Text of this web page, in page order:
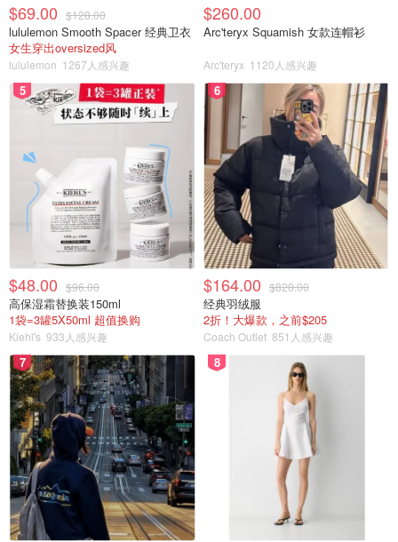
$69.00 $128.00
lululemon Smooth Spacer 经典卫衣
女生穿出oversized风
lululemon 1267人感兴趣
$260.00
Arc'teryx Squamish 女款连帽衫
Arc'teryx 1120人感兴趣
5
$48.00 $96.00
高保湿霜替换装150ml
1袋=3罐5X50ml 超值换购
Kiehl's 933人感兴趣
6
$164.00 $820.00
经典羽绒服
2折！大爆款，之前$205
Coach Outlet 851人感兴趣
7 8